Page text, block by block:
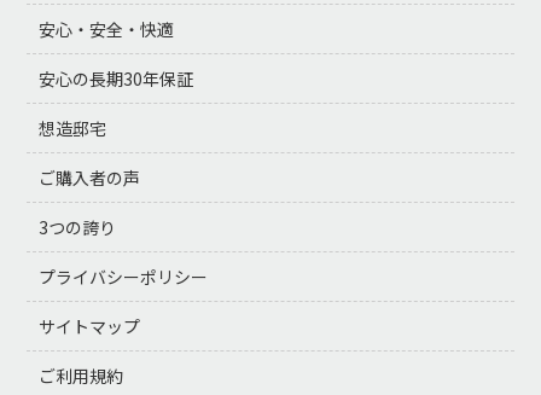
安心・安全・快適
安心の長期30年保証
想造邸宅
ご購入者の声
3つの誇り
プライバシーポリシー
サイトマップ
ご利用規約